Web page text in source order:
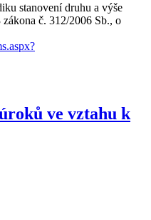
stanovení druhu a výše
č. 312/2006 Sb., o
ve vztahu k